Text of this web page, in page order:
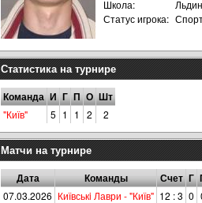
Школа:
Статус игрока:
Статистика на турнире
Команда И Г П О Шт
"Київ" 5 1 1 2 2
Матчи на турнире
Дата Команды Счет Г
07.03.2026 Київськi Лаври - "Київ" 12 : 3 0